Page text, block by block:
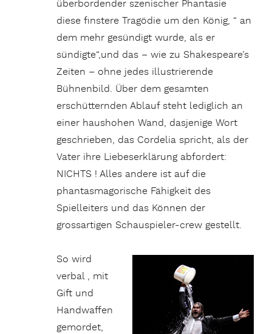
überbordender szenischer Phantasie
diese finstere Tragödie um den König, “ an
dem mehr gesündigt wurde, als er
sündigte“,und das – wie zu Shakespeare’s
Zeiten – ohne jedes illustrierende
Bühnenbild. Über dem gesamten
erschütternden Ablauf steht lediglich an
einer haushohen Wand, dasjenige Wort
geschrieben, das Cordelia spricht, als der
Vater ihre Liebeserklärung abfordert:
NICHTS ! Alles andere ist auf die
phantasmagorische Fähigkeit des
Spielleiters und das Können der
grossartigen Schauspieler-crew gestellt.
So wird
verbal , mit
Gift und
Handwaffen
gemordet,